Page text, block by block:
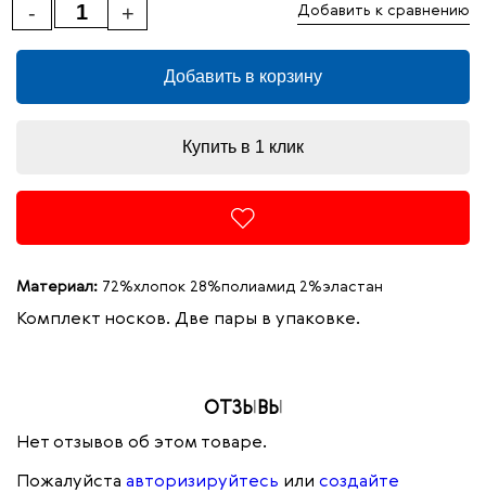
+
- Добавить к сравнению
Добавить в корзину
Купить в 1 клик
Материал: 72%хлопок 28%полиамид 2%эластан
Комплект носков. Две пары в упаковке.
ОТЗЫВЫ
Нет отзывов об этом товаре.
Пожалуйста авторизируйтесь или создайте